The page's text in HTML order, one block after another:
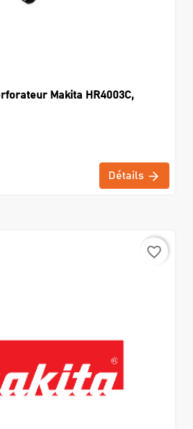
Makita HR4003C,
Détails
favorite_border